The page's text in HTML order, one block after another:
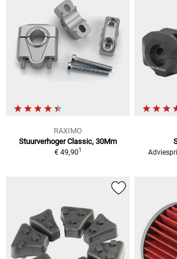
RAXIMO
Stuurverhoger Classic, 30Mm
€ 49,901